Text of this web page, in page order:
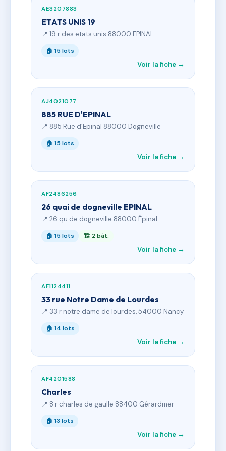
AE3207883
ETATS UNIS 19
📍 19 r des etats unis 88000 EPINAL
🏠 15 lots
Voir la fiche →
AJ4021077
885 RUE D'EPINAL
📍 885 Rue d’Epinal 88000 Dogneville
🏠 15 lots
Voir la fiche →
AF2486256
26 quai de dogneville EPINAL
📍 26 qu de dogneville 88000 Épinal
🏠 15 lots 🏗 2 bât.
Voir la fiche →
AF1124411
33 rue Notre Dame de Lourdes
📍 33 r notre dame de lourdes, 54000 Nancy
🏠 14 lots
Voir la fiche →
AF4201588
Charles
📍 8 r charles de gaulle 88400 Gérardmer
🏠 13 lots
Voir la fiche →